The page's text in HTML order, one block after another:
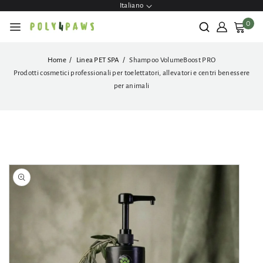
Italiano
0
Home Linea PET SPA
Shampoo VolumeBoost PRO
Prodotti cosmetici professionali per toelettatori, allevatori e centri benessere
per animali
Apri
contenuti
multimediali